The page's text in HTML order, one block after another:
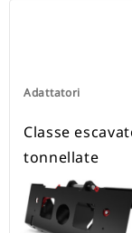
Adattatori
Classe
tonnellate